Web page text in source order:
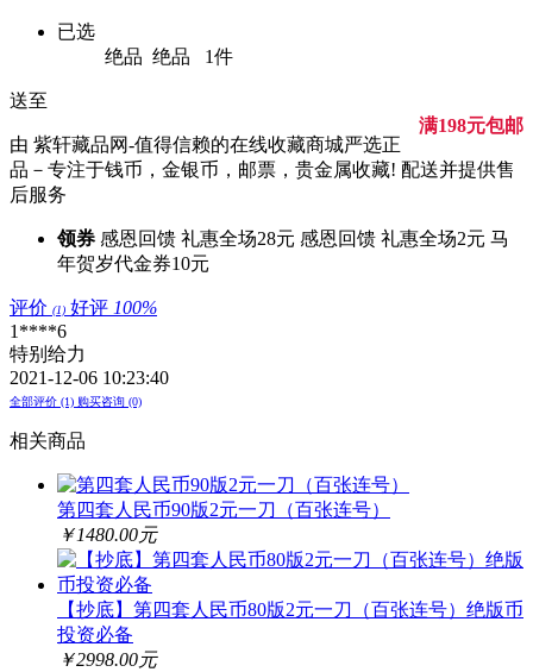
已选
绝品 绝品 1件
送至
满198元包邮
由 紫轩藏品网-值得信赖的在线收藏商城严选正
品－专注于钱币，金银币，邮票，贵金属收藏! 配送并提供售
后服务
领券 感恩回馈 礼惠全场28元 感恩回馈 礼惠全场2元 马
年贺岁代金券10元
评价 (1) 好评 100%
1****6
特别给力
2021-12-06 10:23:40
全部评价 (1) 购买咨询 (0)
相关商品
第四套人民币90版2元一刀（百张连号）
￥1480.00元
【抄底】第四套人民币80版2元一刀（百张连号）绝版币
投资必备
￥2998.00元